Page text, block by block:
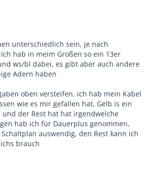
unterschiedlich sein, je nach
hab in meim Großen so ein 13er
ws/bl dabei, es gibt aber auch andere
Adern haben
oben versteifen, ich hab mein Kabel
wie es mir gefallen hat, Gelb is ein
und der Rest hat hat irgendwelche
hab ich für Dauerplus genommen,
auswendig, den Rest kann ich
brauch